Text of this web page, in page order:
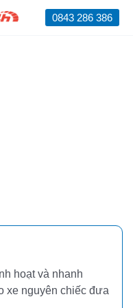
0843 286 386
hoạt và nhanh
xe nguyên chiếc đưa